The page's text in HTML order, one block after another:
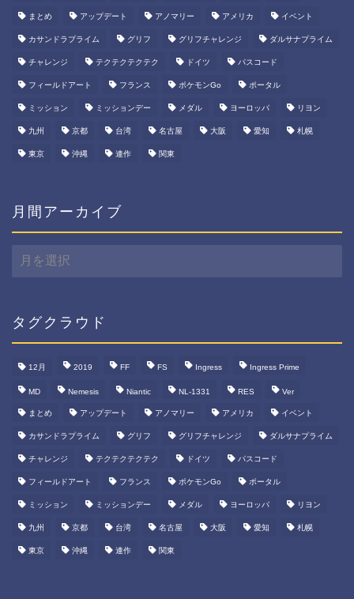
まとめ アップデート アノマリー アメリカ イベント
カサンドラプライム グリフ グリフチャレンジ ダルサナプライム
チャレンジ テクテクテクテク ドイツ パスコード
フィールドアート フランス ポケモンGo ポータル
ミッション ミッションデー メダル ヨーロッパ リヨン
九州 京都 台湾 名古屋 大阪 愛知 札幌
東京 沖縄 連作 関東
月間アーカイブ
間
カ
タグクラウド
12月 2019 FF FS Ingress Ingress Prime
MD Nemesis Niantic NL-1331 RES Ver
まとめ アップデート アノマリー アメリカ イベント
カサンドラプライム グリフ グリフチャレンジ ダルサナプライム
チャレンジ テクテクテクテク ドイツ パスコード
フィールドアート フランス ポケモンGo ポータル
ミッション ミッションデー メダル ヨーロッパ リヨン
九州 京都 台湾 名古屋 大阪 愛知 札幌
東京 沖縄 連作 関東